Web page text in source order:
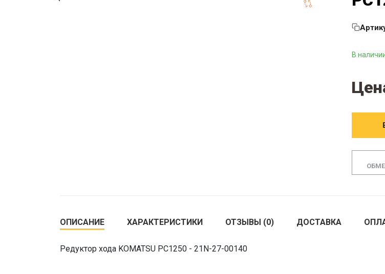
В
ОПИСАНИЕ ХАРАКТЕРИСТИКИ ОТЗЫВЫ (0) ДОСТАВКА
Редуктор хода KOMATSU PC1250 - 21N-27-00140